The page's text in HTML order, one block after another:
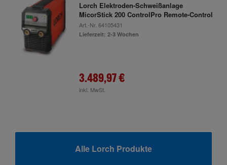
Lorch Elektroden-Schweißanlage
MicorStick 200 ControlPro Remote-Control
Art.-Nr. 64105431
Lieferzeit: 2-3 Wochen
3.489,97 €
inkl. MwSt.
Alle Lorch Produkte